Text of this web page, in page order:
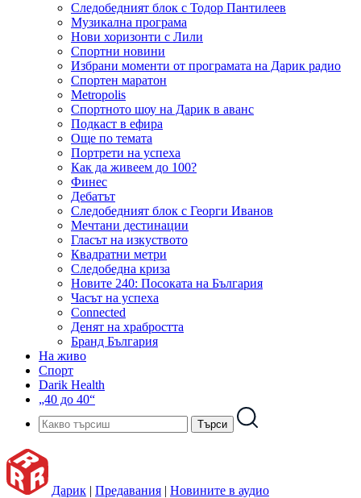
Следобедният блок с Тодор Пантилеев
Музикална програма
Нови хоризонти с Лили
Спортни новини
Избрани моменти от програмата на Дарик радио
Спортен маратон
Metropolis
Спортното шоу на Дарик в аванс
Подкаст в ефира
Още по темата
Портрети на успеха
Как да живеем до 100?
Финес
Дебатът
Следобедният блок с Георги Иванов
Мечтани дестинации
Гласът на изкуството
Квадратни метри
Следобедна криза
Новите 240: Посоката на България
Часът на успеха
Connected
Денят на храбростта
Бранд България
На живо
Спорт
Darik Health
„40 до 40“
Дарик | Предавания | Новините в аудио